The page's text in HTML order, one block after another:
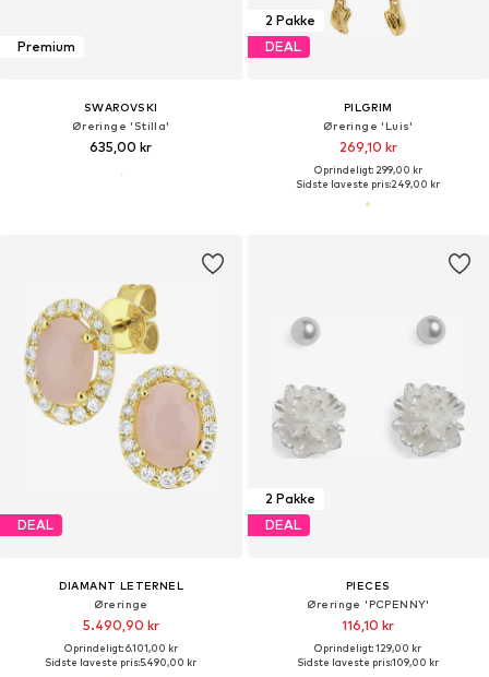
Premium
SWAROVSKI
Øreringe 'Stilla'
635,00 kr
2 Pakke
DEAL
PILGRIM
Øreringe 'Luis'
269,10 kr
Oprindeligt: 299,00 kr
Sidste laveste pris:249,00 kr
DEAL
DIAMANT LETERNEL
Øreringe
5.490,90 kr
Oprindeligt: 6.101,00 kr
Sidste laveste pris:5.490,00 kr
2 Pakke
DEAL
PIECES
Øreringe 'PCPENNY'
116,10 kr
Oprindeligt: 129,00 kr
Sidste laveste pris:109,00 kr